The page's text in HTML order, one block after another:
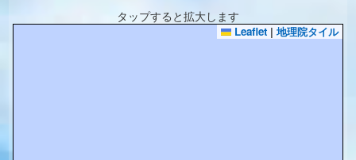
タップすると拡大します
Leaflet | 地理院タイル